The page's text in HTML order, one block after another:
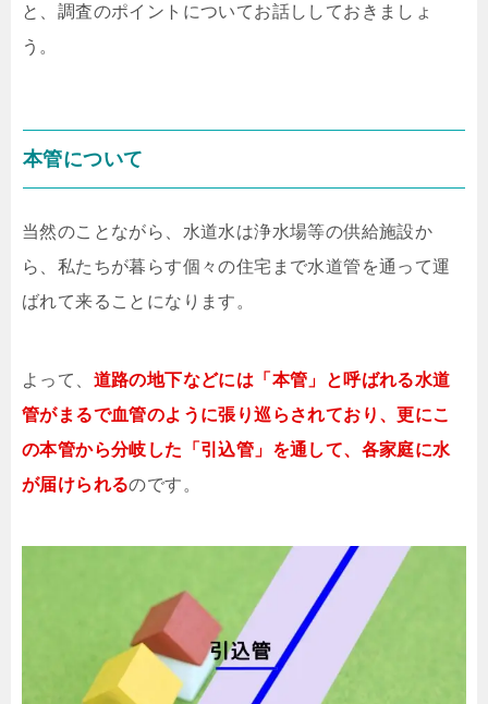
と、調査のポイントについてお話ししておきましょ
う。
本管について
当然のことながら、水道水は浄水場等の供給施設か
ら、私たちが暮らす個々の住宅まで水道管を通って運
ばれて来ることになります。
よって、 道路の地下などには「本管」と呼ばれる水道
管がまるで血管のように張り巡らされており、更にこ
の本管から分岐した「引込管」を通して、各家庭に水
が届けられるのです。